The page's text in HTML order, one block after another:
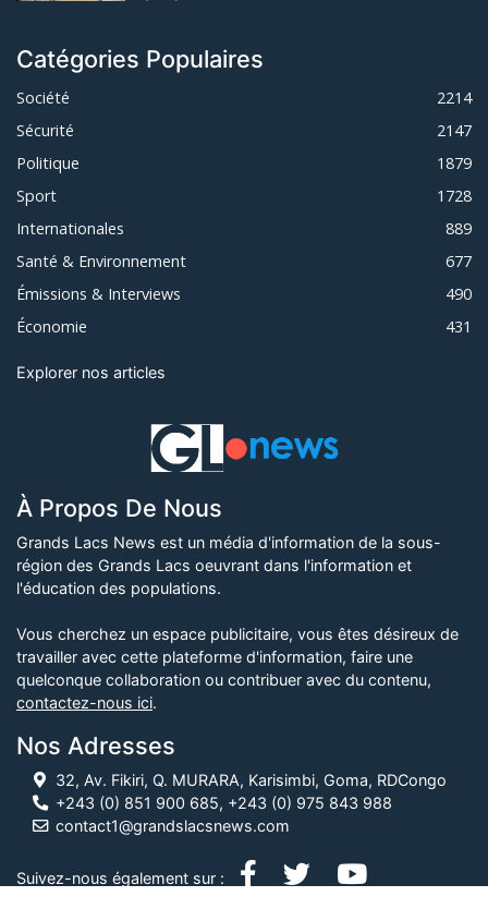
Catégories Populaires
Société
2214
Sécurité
2147
Politique
1879
Sport
1728
Internationales
889
Santé & Environnement
677
Émissions & Interviews
490
Économie
431
Explorer nos articles
À Propos De Nous
Grands Lacs News est un média d'information de la sous-
région des Grands Lacs oeuvrant dans l'information et
l'éducation des populations.
Vous cherchez un espace publicitaire, vous êtes désireux de
travailler avec cette plateforme d'information, faire une
quelconque collaboration ou contribuer avec du contenu,
contactez-nous ici.
Nos Adresses
32, Av. Fikiri, Q. MURARA, Karisimbi, Goma, RDCongo
+243 (0) 851 900 685, +243 (0) 975 843 988
contact1@grandslacsnews.com
Suivez-nous également sur :